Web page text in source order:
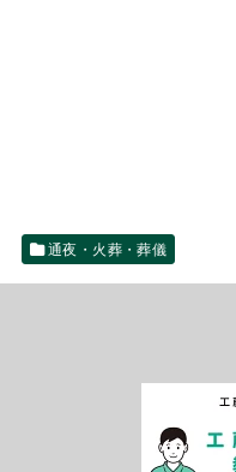
通夜・火葬・葬儀